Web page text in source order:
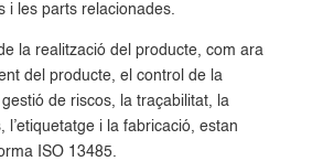
i les parts relacionades.
la realització del producte, com ara
del producte, el control de la
de riscos, la traçabilitat, la
l’etiquetatge i la fabricació, estan
ISO 13485.